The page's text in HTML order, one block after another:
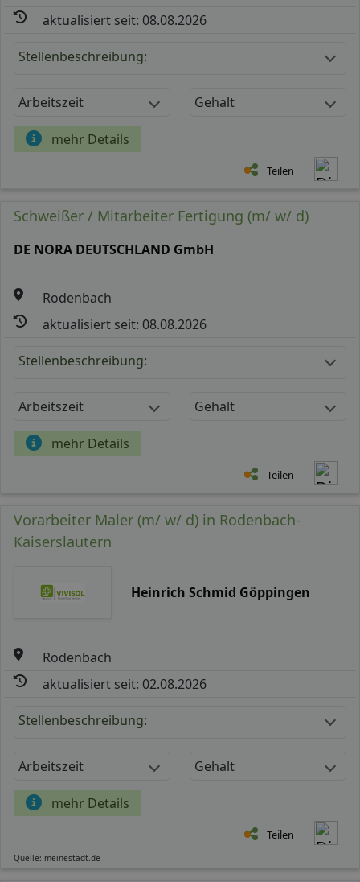
aktualisiert seit: 08.08.2026
Stellenbeschreibung:
Arbeitszeit Gehalt
mehr Details
Teilen
Schweißer / Mitarbeiter Fertigung (m/ w/ d)
DE NORA DEUTSCHLAND GmbH
Rodenbach
aktualisiert seit: 08.08.2026
Stellenbeschreibung:
Arbeitszeit Gehalt
mehr Details
Teilen
Vorarbeiter Maler (m/ w/ d) in Rodenbach-
Kaiserslautern
Heinrich Schmid Göppingen
Rodenbach
aktualisiert seit: 02.08.2026
Stellenbeschreibung:
Arbeitszeit Gehalt
mehr Details
Teilen
Quelle: meinestadt.de